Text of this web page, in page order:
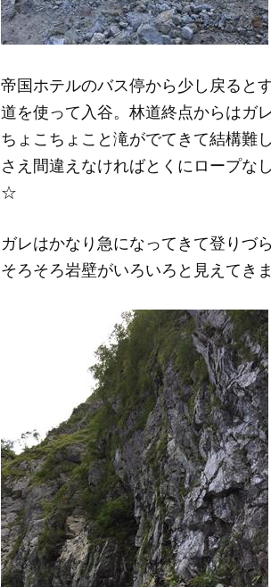
帝国ホテルのバス停から少し戻ると
道を使って入谷。林道終点からはガ
ちょこちょこと滝がでてきて結構難
さえ間違えなければとくにロープな
☆
ガレはかなり急になってきて登りづら
そろそろ岩壁がいろいろと見えてきま